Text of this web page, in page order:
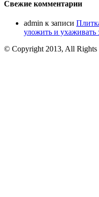
Свежие комментарии
admin к записи
уложить и ухаживать
© Copyright 2013, All Rights